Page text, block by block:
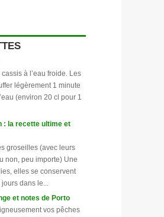
cassis à l’eau froide. Les
légèrement 1 minute
(environ 20 cl pour 1
: la recette ultime et
groseilles (avec leurs
non, peu importe) Une
elles se conservent
jours dans le...
et notes de Porto
vos pêches